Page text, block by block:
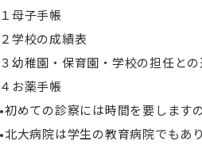
１母子手帳
２学校の成績表
３幼稚園・保育園・学校の担任と
４お薬手帳
•初めての診察には時間を要します
•北大病院は学生の教育病院でもあ